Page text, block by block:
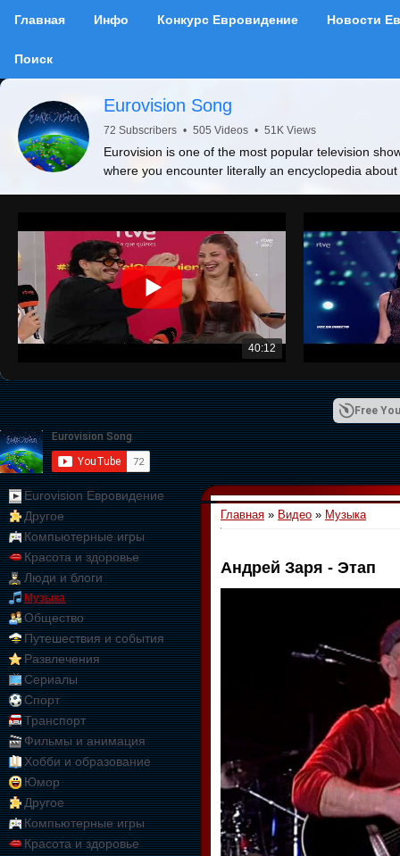
Главная Инфо Конкурс Евровидение Новости
Поиск
Eurovision Song
72 Subscribers • 505 Videos • 51K Views
Eurovision is one of the most popular television
where you encounter literally an encyclopedia
40:12
Free
Eurovision Евровидение
Другое
Компьютерные игры
Красота и здоровье
Люди и блоги
Музыка
Общество
Путешествия и события
Развлечения
Сериалы
Спорт
Транспорт
Фильмы и анимация
Хобби и образование
Юмор
Другое
Компьютерные игры
Красота и здоровье
Главная » Видео » Музыка
Андрей Заря - Этап